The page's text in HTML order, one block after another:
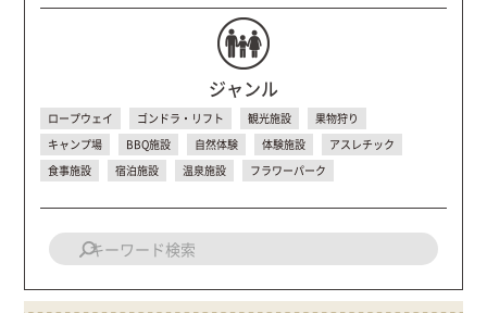
ジャンル
ロープウェイ ゴンドラ・リフト 観光施設
果物狩り
キャンプ場
BBQ施設 自然体験 体験施設
アスレチック
食事施設
宿泊施設 温泉施設 フラワーパーク